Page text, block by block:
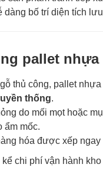
dàng bố trí diện tích
pallet nhựa
thủ công, pallet
thống.
do mối mọt hoặc
ẩm mốc.
hóa được xếp ngay
chi phí vận hành